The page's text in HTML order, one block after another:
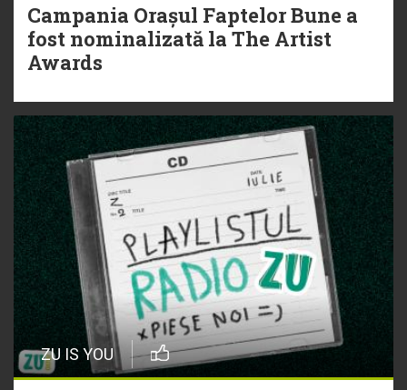
Campania Orașul Faptelor Bune a
fost nominalizată la The Artist
Awards
ZU IS YOU